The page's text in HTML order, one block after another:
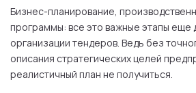
Бизнес-планирование,
программы: все это важные этапы еще
организации тендеров. Ведь без
описания стратегических целей
реалистичный план не получиться.